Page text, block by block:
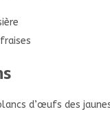
d’œufs des